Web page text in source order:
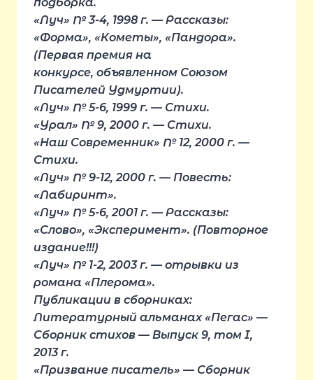
«Луч» № 3-4, 1998 г. — Рассказы:
«Форма», «Кометы», «Пандора».
(Первая премия на
конкурсе, объявленном Союзом
Писателей Удмуртии).
«Луч» № 5-6, 1999 г. — Стихи.
«Урал» № 9, 2000 г. — Стихи.
«Наш Современник» № 12, 2000 г. —
Стихи.
«Луч» № 9-12, 2000 г. — Повесть:
«Лабиринт».
«Луч» № 5-6, 2001 г. — Рассказы:
«Слово», «Эксперимент». (Повторное
издание!!!)
«Луч» № 1-2, 2003 г. — отрывки из
романа «Плерома».
Публикации в сборниках:
Литературный альманах «Пегас» —
Сборник стихов — Выпуск 9, том I,
2013 г.
«Призвание писатель» — Сборник